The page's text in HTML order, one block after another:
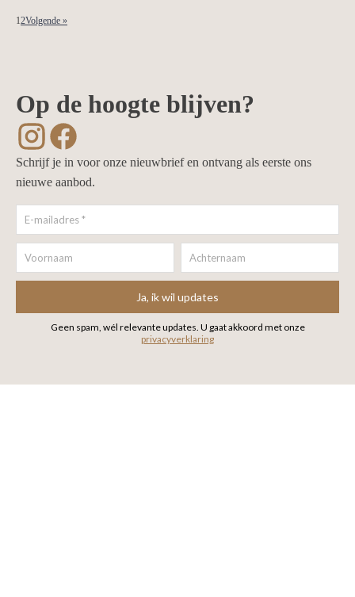
12Volgende »
Op de hoogte blijven?
Schrijf je in voor onze nieuwbrief en ontvang als eerste ons
nieuwe aanbod.